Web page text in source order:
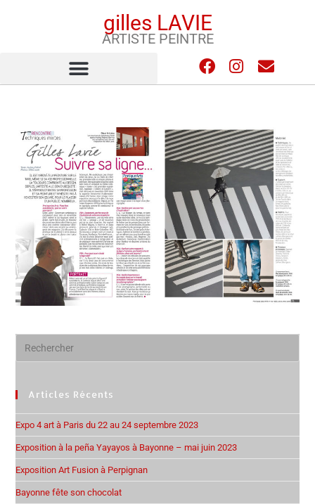
gilles LAVIE
ARTISTE PEINTRE
Articles Récents
Expo 4 art à Paris du 22 au 24 septembre 2023
Exposition à la peña Yayayos à Bayonne – mai juin 2023
Exposition Art Fusion à Perpignan
Bayonne fête son chocolat